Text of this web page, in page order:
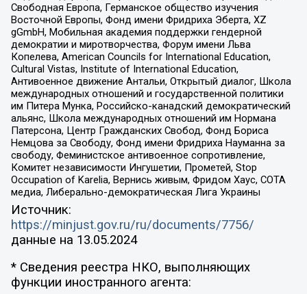
Свободная Европа, Германское общество изучения
Восточной Европы, Фонд имени Фридриха Эберта, XZ
gGmbH, Мобильная академия поддержки гендерной
демократии и миротворчества, Форум имени Льва
Копелева, American Councils for International Education,
Cultural Vistas, Institute of International Education,
Антивоенное движение Антальи, Открытый диалог, Школа
международных отношений и государственной политики
им Питера Мунка, Российско-канадский демократический
альянс, Школа международных отношений им Нормана
Патерсона, Центр Гражданских Свобод, Фонд Бориса
Немцова за Свободу, Фонд имени Фридриха Науманна за
свободу, Феминистское антивоенное сопротивление,
Комитет независимости Ингушетии, Прометей, Stop
Occupation of Karelia, Вернись живым, Фридом Хаус, СОТА
медиа, Либерально-демократическая Лига Украины
Источник:
https://minjust.gov.ru/ru/documents/7756/
данные на 13.05.2024
* Сведения реестра НКО, выполняющих
функции иностранного агента: